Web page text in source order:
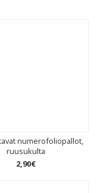
numerofoliopallot,
ruusukulta
2,90€